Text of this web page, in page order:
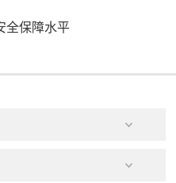
全保障水平